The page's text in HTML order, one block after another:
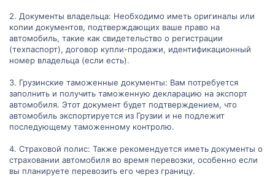
2. Документы владельца: Необходимо иметь оригиналы или
копии документов, подтверждающих ваше право на
автомобиль, такие как свидетельство о регистрации
(техпаспорт), договор купли-продажи, идентификационный
номер владельца (если есть).
3. Грузинские таможенные документы: Вам потребуется
заполнить и получить таможенную декларацию на экспорт
автомобиля. Этот документ будет подтверждением, что
автомобиль экспортируется из Грузии и не подлежит
последующему таможенному контролю.
4. Страховой полис: Также рекомендуется иметь документы о
страховании автомобиля во время перевозки, особенно если
вы планируете перевозить его через границу.